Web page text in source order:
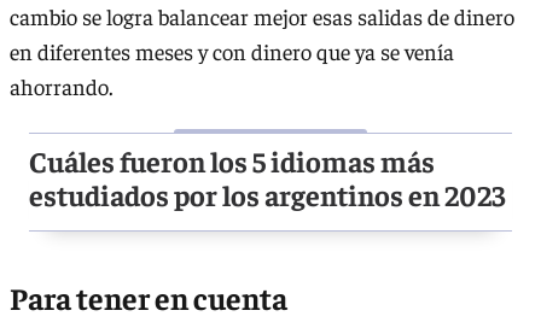
cambio se logra balancear mejor esas salidas de dinero
en diferentes meses y con dinero que ya se venía
ahorrando.
Cuáles fueron los 5 idiomas más
estudiados por los argentinos en 2023
Para tener en cuenta